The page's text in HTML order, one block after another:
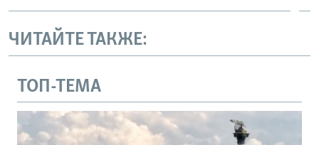
ЧИТАЙТЕ ТАКЖЕ:
ТОП-ТЕМА